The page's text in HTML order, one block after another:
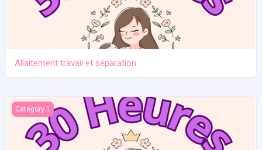
Allaitement travail et séparation
Introduction des solides
Category 1